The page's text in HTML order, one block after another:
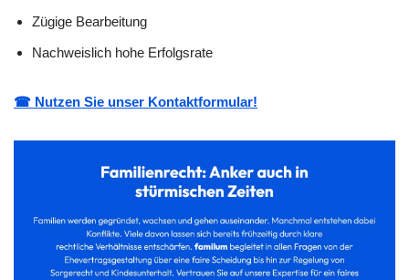
Zügige Bearbeitung
Nachweislich hohe Erfolgsrate
☎ Nutzen Sie unser Kontaktformular!